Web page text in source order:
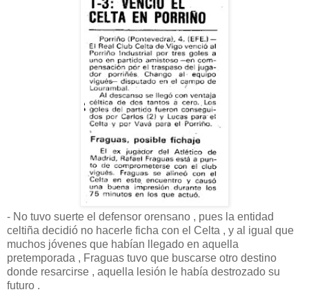
- No tuvo suerte el defensor orensano , pues la entidad
celtiña decidió no hacerle ficha con el Celta , y al igual que
muchos jóvenes que habían llegado en aquella
pretemporada , Fraguas tuvo que buscarse otro destino
donde resarcirse , aquella lesión le había destrozado su
futuro .